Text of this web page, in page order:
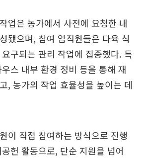
업은 농가에서 사전에 요청한 내
됐으며, 참여 임직원들은 다육 식
구되는 관리 작업에 집중했다. 특
스 내부 환경 정비 등을 통해 재
, 농가의 작업 효율성을 높이는 데
이 직접 참여하는 방식으로 진행
헌 활동으로, 단순 지원을 넘어